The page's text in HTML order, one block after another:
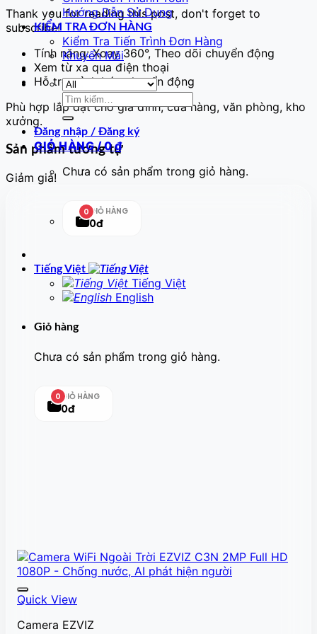
Hướng Dẫn Sử Dụng
KIỂM TRA ĐƠN HÀNG
Kiểm Tra Tiến Trình Đơn Hàng
Khuyến Mãi
Tìm
kiếm:
Đăng nhập / Đăng ký
GIỎ HÀNG /0₫
Chưa có sản phẩm trong giỏ hàng.
0 GIỎ HÀNG
0đ
Tiếng Việt
Tiếng Việt
English
Giỏ hàng
Chưa có sản phẩm trong giỏ hàng.
0 GIỎ HÀNG
0đ
Thank you for reading this post, don't forget to
subscribe!
Tính năng: Xoay 360°, Theo dõi chuyển động
Xem từ xa qua điện thoại
Hỗ trợ cảnh báo chuyển động
Phù hợp lắp đặt cho gia đình, cửa hàng, văn phòng, kho
xưởng.
Sản phẩm tương tự
Giảm giá!
Quick View
Camera EZVIZ